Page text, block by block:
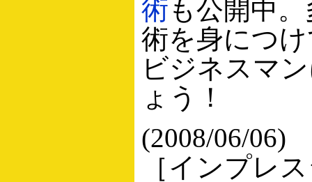
術も公開中
術を身につ
ビジネスマ
ょう！
(2008/06/06)
［インプレ